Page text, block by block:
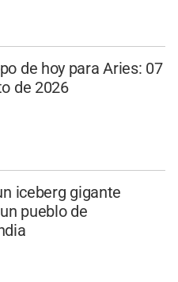
de hoy para Aries: 07
de 2026
iceberg gigante
pueblo de